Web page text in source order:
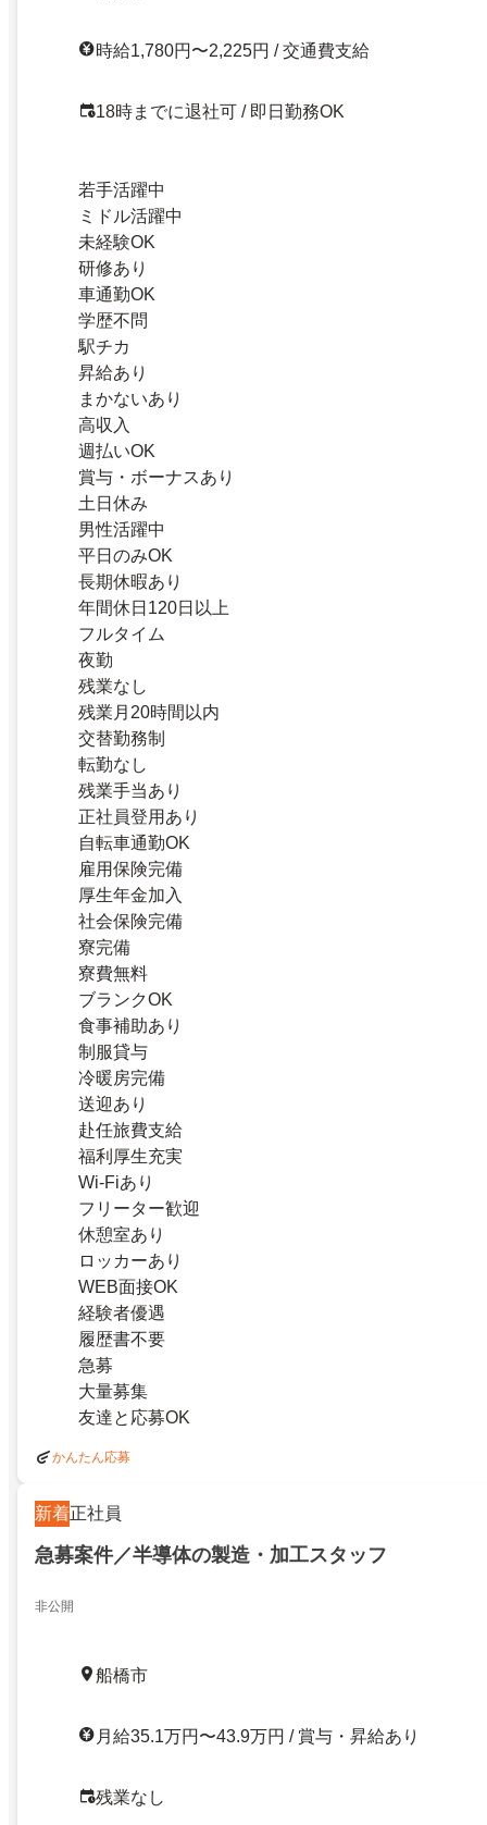
時給1,780円〜2,225円 / 交通費支給
18時までに退社可 / 即日勤務OK
若手活躍中
ミドル活躍中
未経験OK
研修あり
車通勤OK
学歴不問
駅チカ
昇給あり
まかないあり
高収入
週払いOK
賞与・ボーナスあり
土日休み
男性活躍中
平日のみOK
長期休暇あり
年間休日120日以上
フルタイム
夜勤
残業なし
残業月20時間以内
交替勤務制
転勤なし
残業手当あり
正社員登用あり
自転車通勤OK
雇用保険完備
厚生年金加入
社会保険完備
寮完備
寮費無料
ブランクOK
食事補助あり
制服貸与
冷暖房完備
送迎あり
赴任旅費支給
福利厚生充実
Wi-Fiあり
フリーター歓迎
休憩室あり
ロッカーあり
WEB面接OK
経験者優遇
履歴書不要
急募
大量募集
友達と応募OK
かんたん応募
新着正社員
急募案件／半導体の製造・加工スタッフ
非公開
船橋市
月給35.1万円〜43.9万円 / 賞与・昇給あり
残業なし